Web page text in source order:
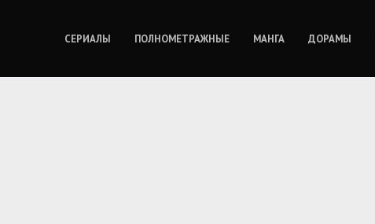
СЕРИАЛЫ ПОЛНОМЕТРАЖНЫЕ МАНГА ДОРАМЫ